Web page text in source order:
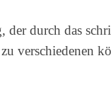
der durch das
verschiedenen